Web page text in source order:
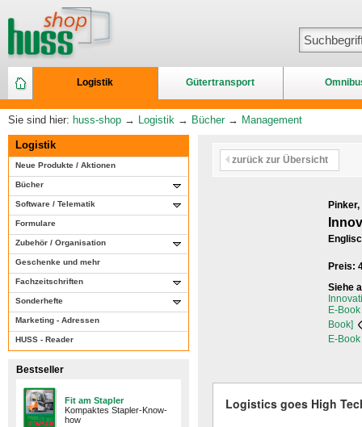
Logistik Gütertransport
Sie sind hier: huss-shop → Logistik → Bücher→ Management
Logistik
Neue Produkte / Aktionen
Bücher
Software / Telematik
Formulare
Zubehör / Organisation
Geschenke und mehr
Fachzeitschriften
Sonderhefte
Marketing - Adressen
HUSS - Reader
Bestseller
Fit am Stapler
Kompaktes Stapler-Know-
how
zurück zur Übersicht
Preis:
Siehe
E-
Book]
E-
Logistics goes High